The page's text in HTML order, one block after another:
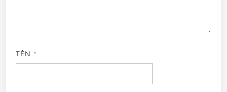
TÊN *